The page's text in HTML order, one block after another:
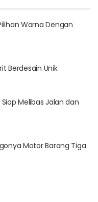
Warna Dengan
Berdesain Unik
Siap Melibas Jalan dan
Motor Barang Tiga